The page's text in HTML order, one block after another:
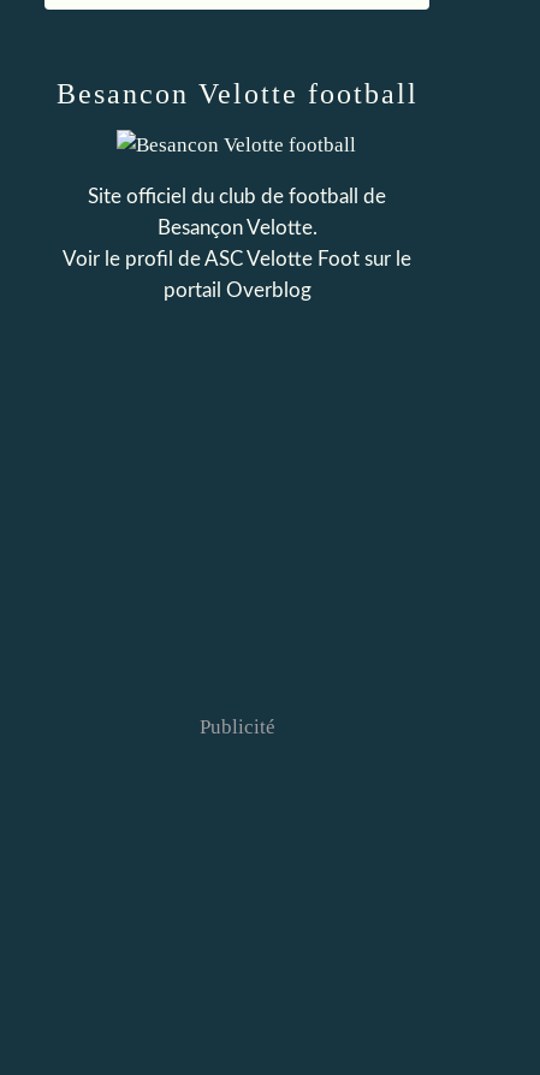
Besancon Velotte football
Site officiel du club de football de
Besançon Velotte.
Voir le profil deASC Velotte Foot sur le
portail Overblog
Publicité